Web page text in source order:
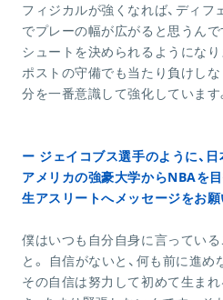
フィジカルが強くなれば、ディ
でプレーの幅が広がると思うん
シュートを決められるようにな
ポストの守備でも当たり負けしな
分を一番意識して強化しています
ー ジェイコブス選手のように、日
アメリカの強豪大学からNBAを
生アスリートへメッセージをお願
僕はいつも自分自身に言っている
と。 自信がないと、何も前に進め
その自信は努力して初めて生ま